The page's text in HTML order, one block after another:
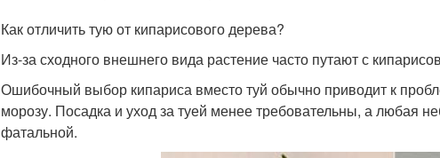
Как отличить тую от кипарисового дерева?
Из-за сходного внешнего вида растение часто путают с
Ошибочный выбор кипариса вместо туй обычно приводит к
морозу. Посадка и уход за туей менее требовательны, а любая
фатальной.